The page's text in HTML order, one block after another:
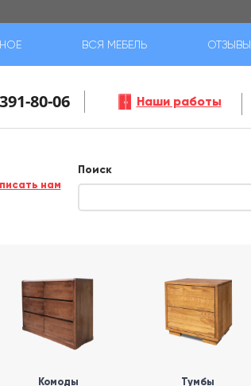
ВСЯ МЕБЕЛЬ ОТЗЫВЫ
80-06 Наши работы
нам
Поиск
Комоды Тумбы